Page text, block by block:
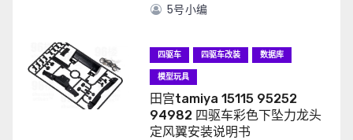
5号小编
四驱车 四驱车改装
数据库
模型玩具
田宫tamiya 15115 95252
94982 四驱车彩色下坠力龙头
定风翼安装说明书